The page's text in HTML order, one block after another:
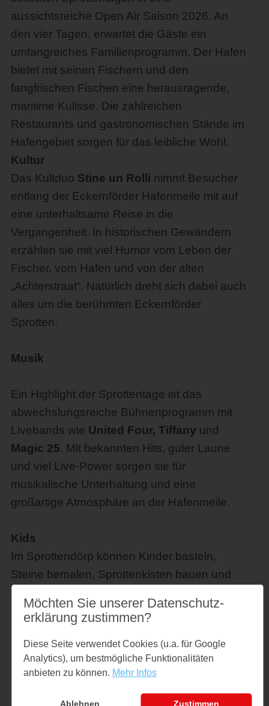
aussichtsreiche Open Air Saison 2026. An
den vier Tagen, erwartet die Gäste ein
umfangreiches Familienprogramm. Der Hafen
bietet mit seinen Fischern und den
fangfrischen Fischen eine herausragende,
maritime Kulisse. Die zahlreichen
Restaurants und gastronomischen Stände im
Hafengebiet sorgen für das leibliche Wohl.
Kultur
Das Kultduo Stine un Rolli nimmt Besucher
entlang der Eckernförder Hafenmeile mit auf
eine unterhaltsame Reise in die
Vergangenheit. In historischen Gewändern
erzählen sie mit viel Humor vom Leben der
Fischer, vom Hafen und von der alten
„Achterstraat“. Natürlich dreht sich dabei auch
alles um die berühmten Eckernförder
Sprotten.
Musik
Ein Highlight der Sprottentage ist das
abwechslungsreiche Bühnenprogramm mit
Livebands wie United Four, Tiffany und
Magic 25. Mit bekannten Hits, guter Laune
und viel Live-Power sorgen sie für
musikalische Unterhaltung und eine
großartige Atmosphäre an der Hafenmeile.
Kids
Im Sprottendörp können Kinder basteln,
Steine bemalen, Sprottenkisten bauen und
„Eckernförde malt Kids“. Dazu gibt es Infos zu
Sprotten, einen Räucherofen und viele
Mitmachaktionen – präsentiert von
Restaurant Mehrfisch und den Stadtführern
Möchten Sie unserer Datenschutz­
erklärung zustimmen?
Diese Seite verwendet Cookies (u.a. für Google
Analytics), um bestmögliche Funktionalitäten
anbieten zu können. Mehr Infos
Ablehnen Zustimmen